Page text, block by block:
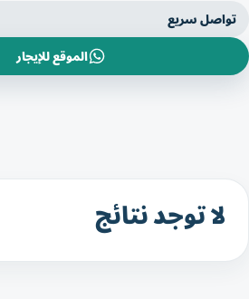
تواصل سريع
الموقع للإيجار
لا توجد نتائج